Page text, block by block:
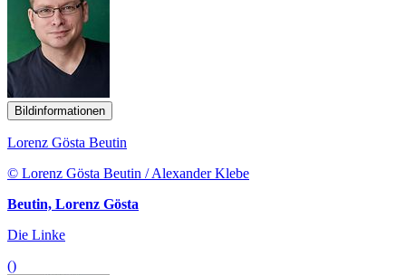
Bildinformationen
Lorenz Gösta Beutin
© Lorenz Gösta Beutin / Alexander Klebe
Beutin, Lorenz Gösta
Die Linke
()